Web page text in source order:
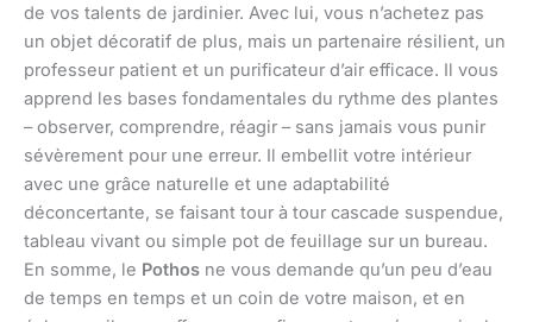
de vos talents de jardinier. Avec lui, vous n’achetez pas
un objet décoratif de plus, mais un partenaire résilient, un
professeur patient et un purificateur d’air efficace. Il vous
apprend les bases fondamentales du rythme des plantes
– observer, comprendre, réagir – sans jamais vous punir
sévèrement pour une erreur. Il embellit votre intérieur
avec une grâce naturelle et une adaptabilité
déconcertante, se faisant tour à tour cascade suspendue,
tableau vivant ou simple pot de feuillage sur un bureau.
En somme, le Pothos ne vous demande qu’un peu d’eau
de temps en temps et un coin de votre maison, et en